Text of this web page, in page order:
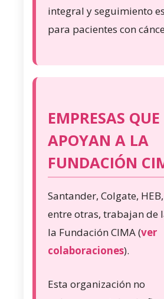
integral y seguimiento
para pacientes con
EMPRESAS QUE
APOYAN A LA
FUNDACIÓN
Santander, Colgate,
entre otras, trabajan de
la Fundación CIMA (ver
colaboraciones).
Esta organización no